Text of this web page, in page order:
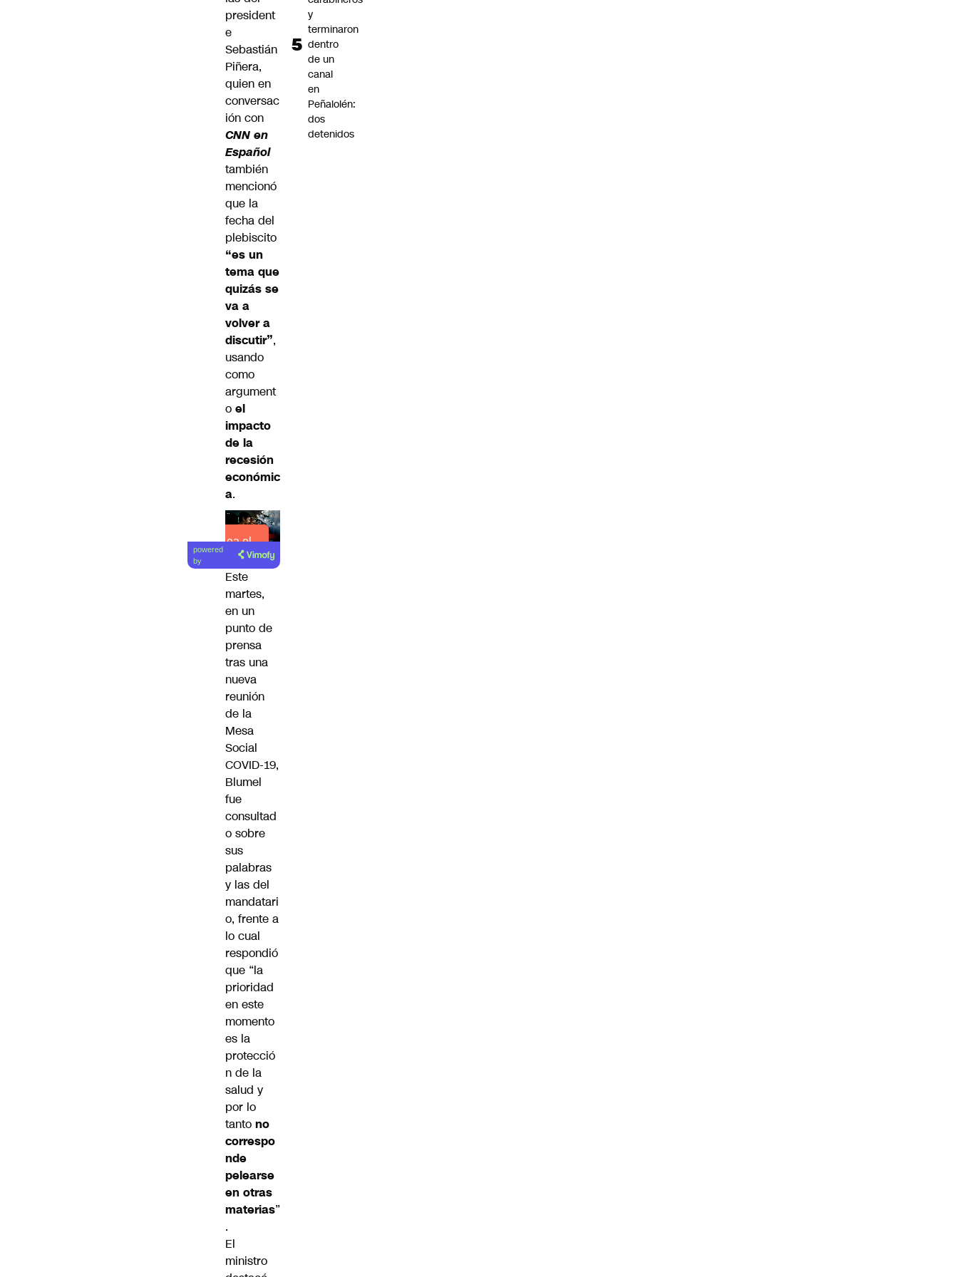
president
e
Sebastián
Piñera,
quien en
conversac
ión con
CNN en
Español
también
mencionó
que la
fecha del
plebiscito
“es un
tema que
quizás se
va a
volver a
discutir”,
usando
como
argument
o el
impacto
de la
recesión
económic
a.
Lea el
artículo
powered
by
Este
martes,
en un
punto de
prensa
tras una
nueva
reunión
de la
Mesa
Social
COVID-19,
Blumel
fue
consultad
o sobre
sus
palabras
y las del
mandatari
o, frente a
lo cual
respondió
que “la
prioridad
en este
momento
es la
protecció
n de la
salud y
por lo
tanto no
correspo
nde
pelearse
en otras
materias”
.
El
ministro
y
terminaron
dentro
de un
canal
en
Peñalolén:
dos
detenidos